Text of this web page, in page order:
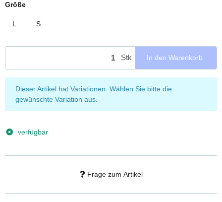
Größe
L S
Stk In den Warenkorb
x
Dieser Artikel hat Variationen. Wählen Sie bitte die
gewünschte Variation aus.
verfügbar
Frage zum Artikel